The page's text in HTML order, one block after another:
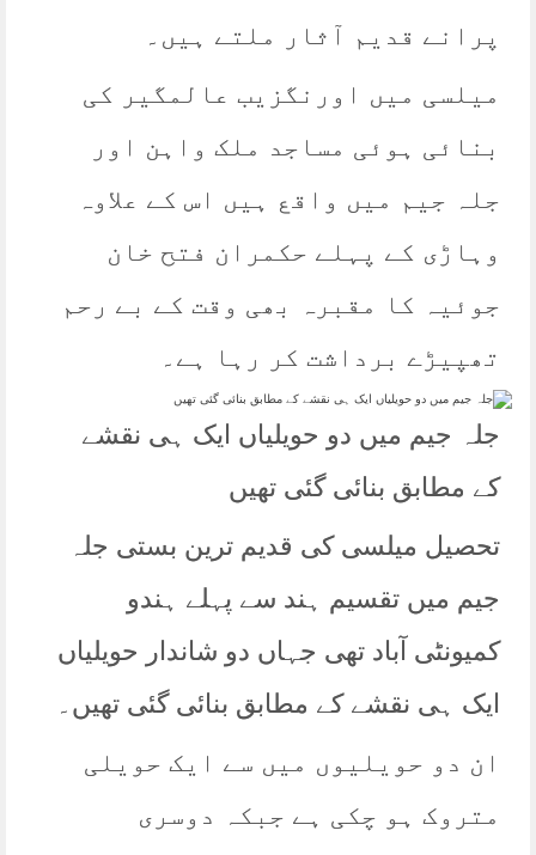
پرانے قدیم آثار ملتے ہیں۔
میلسی میں اورنگزیب عالمگیر کی
بنائی ہوئی مساجد ملک واہن اور
جلہ جیم میں واقع ہیں اس کے علاوہ
وہاڑی کے پہلے حکمران فتح خان
جوئیہ کا مقبرہ بھی وقت کے بے رحم
تھپیڑے برداشت کر رہا ہے۔
جلہ جیم میں دو حویلیاں ایک ہی نقشے
کے مطابق بنائی گئی تھیں
تحصیل میلسی کی قدیم ترین بستی جلہ
جیم میں تقسیم ہند سے پہلے ہندو
کمیونٹی آباد تھی جہاں دو شاندار حویلیاں
ایک ہی نقشے کے مطابق بنائی گئی تھیں۔
ان دو حویلیوں میں سے ایک حویلی
متروک ہو چکی ہے جبکہ دوسری